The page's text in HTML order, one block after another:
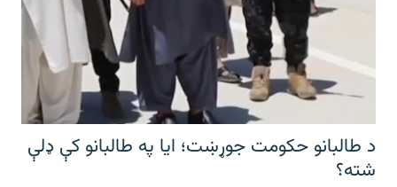
د طالبانو حکومت جوړښت؛ ایا په طالبانو کې ډلې
شته؟